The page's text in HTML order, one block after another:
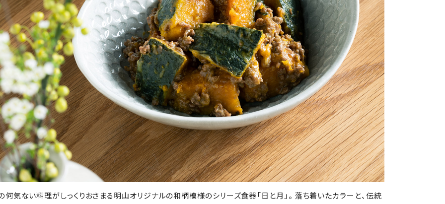
何気ない料理がしっくりおさまる明山オリジナルの和柄模様のシリーズ食器「日と月」。 落ち着いたカラーと、伝統